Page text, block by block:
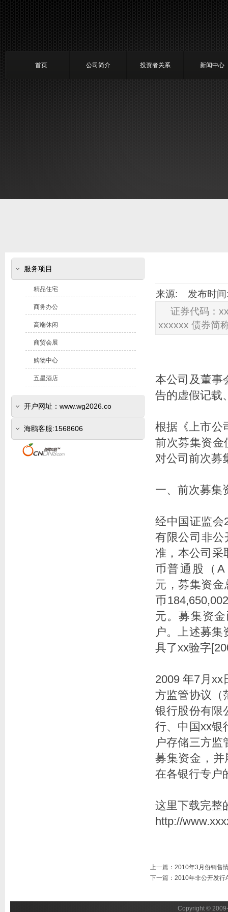
首页 公司简介 投资者关系 新闻中心
来源: 发布时
证券代码：
xxxxxx 债券简
本公司及董事
告的虚假记载
根据《上市公
前次募集资金
对公司前次募
一、前次募集
经中国证监会
有限公司非公
准，本公司采
币普通股（A
元，募集资金
币
元。募集资
户。上述募
具了xx验字
2009 年7月xx
方监管协议（
银行股份有限
行、中国xx银
户存储三方
募集资金，
在各银行专户
这里下载完整
http://
上一篇 ： 2010年3月份销售
下一篇 ： 2010年非公开发行
服务项目
精品住宅
商务办公
高端休闲
商贸会展
购物中心
五星酒店
开户网址：www.wg2026.co
(www.sr800.com)
海鸥客服:1568606
Copyright ©